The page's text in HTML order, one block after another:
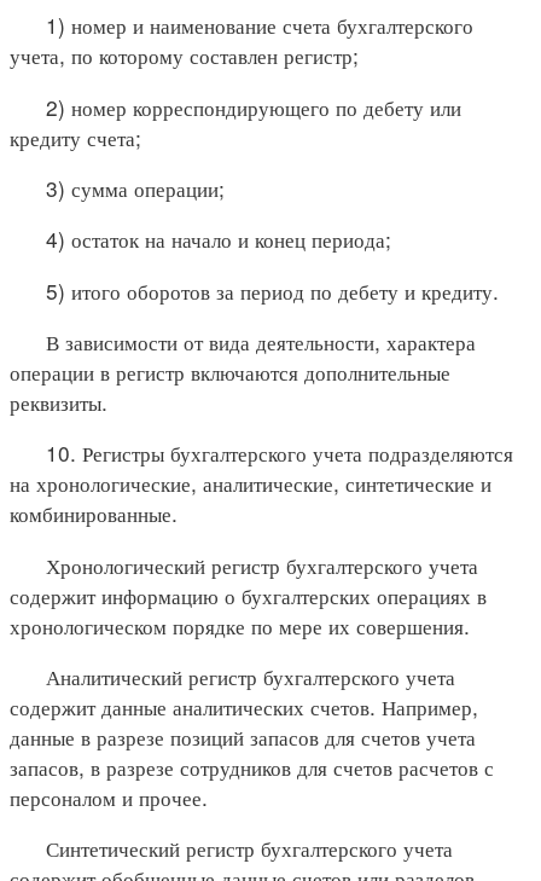
1) номер и наименование счета бухгалтерского
учета, по которому составлен регистр;
2) номер корреспондирующего по дебету или
кредиту счета;
3) сумма операции;
4) остаток на начало и конец периода;
5) итого оборотов за период по дебету и кредиту.
В зависимости от вида деятельности, характера
операции в регистр включаются дополнительные
реквизиты.
10. Регистры бухгалтерского учета подразделяются
на хронологические, аналитические, синтетические и
комбинированные.
Хронологический регистр бухгалтерского учета
содержит информацию о бухгалтерских операциях в
хронологическом порядке по мере их совершения.
Аналитический регистр бухгалтерского учета
содержит данные аналитических счетов. Например,
данные в разрезе позиций запасов для счетов учета
запасов, в разрезе сотрудников для счетов расчетов с
персоналом и прочее.
Синтетический регистр бухгалтерского учета